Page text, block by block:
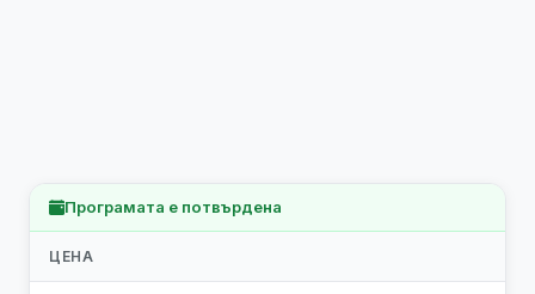
Програмата е потвърдена
ЦЕНА